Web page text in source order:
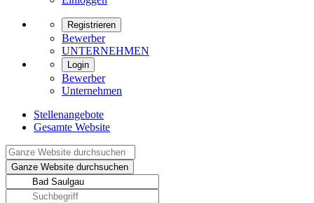
Registrieren
Bewerber
UNTERNEHMEN
Login
Bewerber
Unternehmen
Stellenangebote
Gesamte Website